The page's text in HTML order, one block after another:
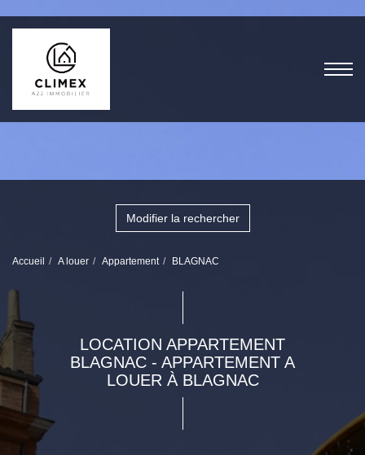
Modifier la rechercher
Accueil A louer Appartement BLAGNAC
LOCATION APPARTEMENT
BLAGNAC - APPARTEMENT A
LOUER À BLAGNAC